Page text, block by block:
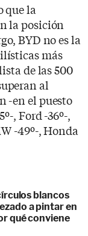
que la
la posición
BYD no es la
más
de las 500
al
-en el puesto
, Ford -36º-,
-49º-, Honda
blancos
a pintar en
qué conviene